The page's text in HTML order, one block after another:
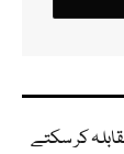
کر سکتے